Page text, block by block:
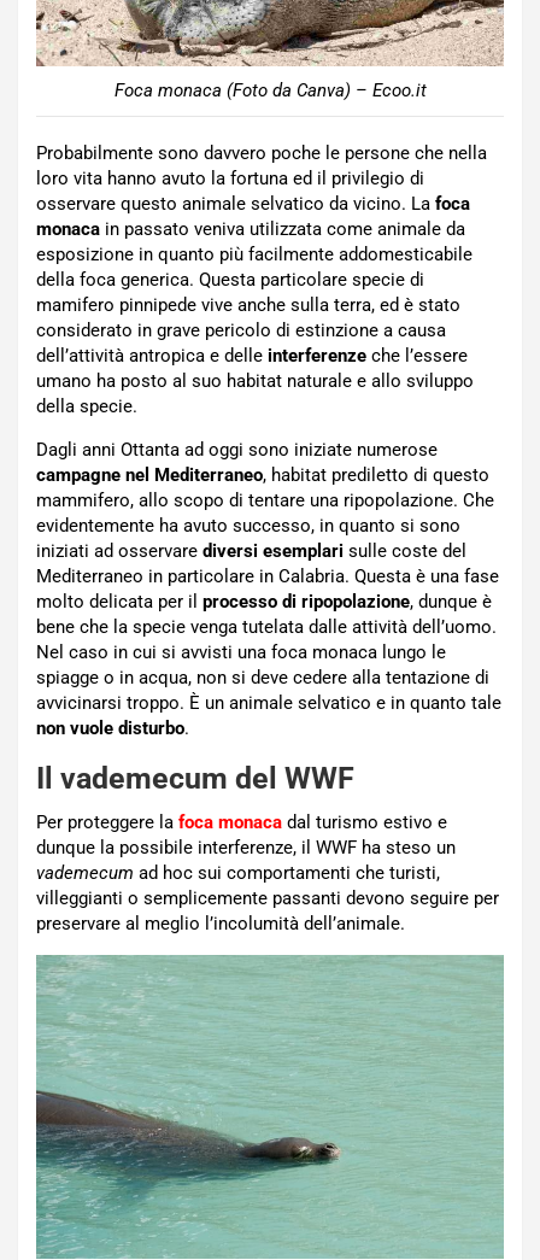
Foca monaca (Foto da Canva) – Ecoo.it
Probabilmente sono davvero poche le persone che nella
loro vita hanno avuto la fortuna ed il privilegio di
osservare questo animale selvatico da vicino. La foca
monaca in passato veniva utilizzata come animale da
esposizione in quanto più facilmente addomesticabile
della foca generica. Questa particolare specie di
mamifero pinnipede vive anche sulla terra, ed è stato
considerato in grave pericolo di estinzione a causa
dell’attività antropica e delle interferenze che l’essere
umano ha posto al suo habitat naturale e allo sviluppo
della specie.
Dagli anni Ottanta ad oggi sono iniziate numerose
campagne nel Mediterraneo, habitat prediletto di questo
mammifero, allo scopo di tentare una ripopolazione. Che
evidentemente ha avuto successo, in quanto si sono
iniziati ad osservare diversi esemplari sulle coste del
Mediterraneo in particolare in Calabria. Questa è una fase
molto delicata per il processo di ripopolazione, dunque è
bene che la specie venga tutelata dalle attività dell’uomo.
Nel caso in cui si avvisti una foca monaca lungo le
spiagge o in acqua, non si deve cedere alla tentazione di
avvicinarsi troppo. È un animale selvatico e in quanto tale
non vuole disturbo.
Il vademecum del WWF
Per proteggere la foca monaca dal turismo estivo e
dunque la possibile interferenze, il WWF ha steso un
vademecum ad hoc sui comportamenti che turisti,
villeggianti o semplicemente passanti devono seguire per
preservare al meglio l’incolumità dell’animale.